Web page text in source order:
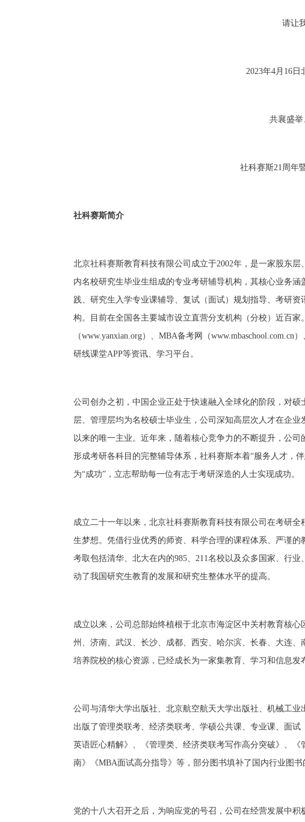
请让
2023年4月16
共襄盛举
社科赛斯21周年
社科赛斯简介
北京社科赛斯教育科技有限公司成立于2002年，是一家股东
内名校研究生毕业生组成的专业考研辅导机构，其核心业务
践、研究生入学专业课辅导、复试（面试）规划指导、考研
构。目前在全国各主要城市设立直营分支机构（分校）近百家
（www.yanxian.org）、MBA备考网（
研线课堂APP等资讯、学习平台。
公司创办之初，中国企业正处于快速融入全球化的阶段，对
层、管理层均为名校硕士毕业生，公司深知高层次人才在企
以来的唯一主业。近年来，随着核心竞争力的不断提升，公
形成考研各科目的完整辅导体系，社科赛斯本着“服务人才，
为“成功”，立志帮助每一位有志于考研深造的人士实现成功。
成立二十一年以来，北京社科赛斯教育科技有限公司在考研
生梦想。凭借行业优秀的师资、科学合理的课程体系、严谨
考取包括清华、北大在内的985、211名校以及众多国家、行
动了我国研究生教育的发展和研究生整体水平的提高。
成立以来，公司总部始终植根于北京市海淀区中关村教育核
州、济南、武汉、长沙、成都、西安、哈尔滨、长春、大连
培养院校的核心资源，已经成长为一家集教育、学习和信息发
公司与清华大学出版社、北京航空航天大学出版社、机械工
出版了管理类联考、经济类联考、学硕公共课、专业课、面
英语匠心精解》、《管理类、经济类联考写作高分突破》、
南》《MBA面试高分指导》等，部分图书填补了国内行业图
党的十八大召开之后，为响应党的号召，公司在经营发展中